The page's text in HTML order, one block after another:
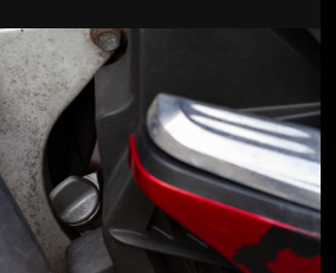
még kép!